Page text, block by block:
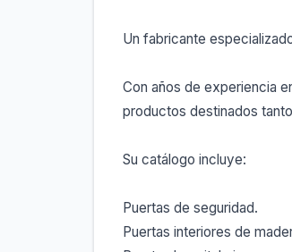
Un fabricante
Con años de experiencia
productos destinados
Su catálogo incluye:
Puertas de seguridad.
Puertas interiores de